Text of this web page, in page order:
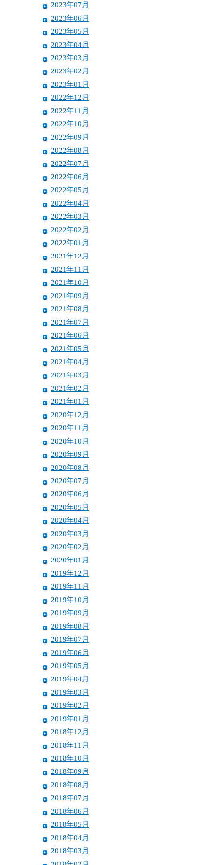
2023年07月
2023年06月
2023年05月
2023年04月
2023年03月
2023年02月
2023年01月
2022年12月
2022年11月
2022年10月
2022年09月
2022年08月
2022年07月
2022年06月
2022年05月
2022年04月
2022年03月
2022年02月
2022年01月
2021年12月
2021年11月
2021年10月
2021年09月
2021年08月
2021年07月
2021年06月
2021年05月
2021年04月
2021年03月
2021年02月
2021年01月
2020年12月
2020年11月
2020年10月
2020年09月
2020年08月
2020年07月
2020年06月
2020年05月
2020年04月
2020年03月
2020年02月
2020年01月
2019年12月
2019年11月
2019年10月
2019年09月
2019年08月
2019年07月
2019年06月
2019年05月
2019年04月
2019年03月
2019年02月
2019年01月
2018年12月
2018年11月
2018年10月
2018年09月
2018年08月
2018年07月
2018年06月
2018年05月
2018年04月
2018年03月